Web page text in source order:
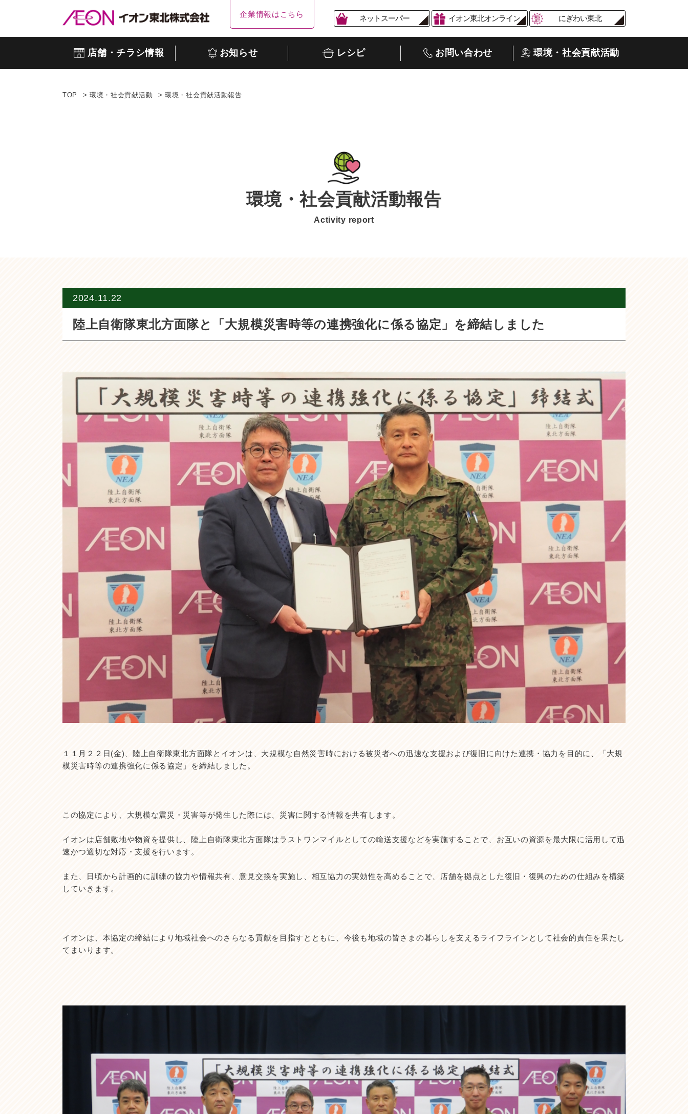
企業情報はこちら ネットスーパー イオン東北オンライン にぎわい東北
店舗・チラシ情報 お知らせ レシピ お問い合わせ 環境・社会貢献活動
TOP 環境・社会貢献活動 環境・社会貢献活動報告
環境・社会貢献活動報告
Activity report
2024.11.22
陸上自衛隊東北方面隊と「大規模災害時等の連携強化に係る協定」を締結しました
１１月２２日(金)、陸上自衛隊東北方面隊とイオンは、大規模な自然災害時における被災者への迅速な支援および復旧に向けた連携・協力を目的に、「大規
模災害時等の連携強化に係る協定」を締結しました。
この協定により、大規模な震災・災害等が発生した際には、災害に関する情報を共有します。
イオンは店舗敷地や物資を提供し、陸上自衛隊東北方面隊はラストワンマイルとしての輸送支援などを実施することで、お互いの資源を最大限に活用して迅
速かつ適切な対応・支援を行います。
また、日頃から計画的に訓練の協力や情報共有、意見交換を実施し、相互協力の実効性を高めることで、店舗を拠点とした復旧・復興のための仕組みを構築
していきます。
イオンは、本協定の締結により地域社会へのさらなる貢献を目指すとともに、今後も地域の皆さまの暮らしを支えるライフラインとして社会的責任を果たし
てまいります。